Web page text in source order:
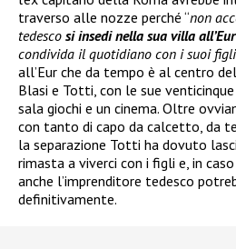
traverso alle nozze perché “non
tedesco si insedi nella sua villa all’Eur
condivida il quotidiano con i suoi
all’Eur che da tempo è al centro
Blasi e Totti, con le sue
sala giochi e un cinema. Oltre
con tanto di capo da calcetto, da
la separazione Totti ha dovuto
rimasta a viverci con i figli e, in
anche l’imprenditore tedesco
definitivamente.